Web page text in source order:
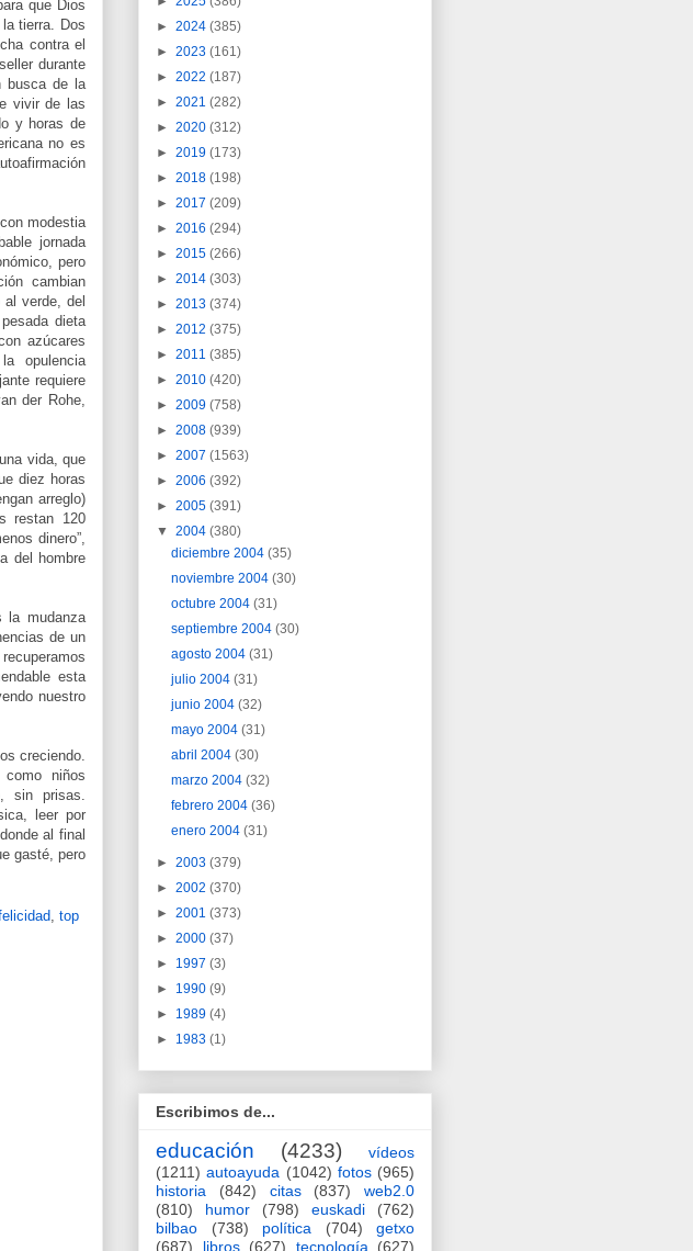
que Dios
tierra. Dos
contra el
durante
busca de la
vivir de las
y horas de
no es
modestia
jornada
pero
cambian
verde, del
dieta
azúcares
opulencia
requiere
der Rohe,
vida, que
diez horas
arreglo)
restan 120
dinero”,
del hombre
la mudanza
de un
esta
nuestro
creciendo.
niños
sin prisas.
leer por
al final
gasté, pero
, top
► 2024 (385)
► 2023 (161)
► 2022 (187)
► 2021 (282)
► 2020 (312)
► 2019 (173)
► 2018 (198)
► 2017 (209)
► 2016 (294)
► 2015 (266)
► 2014 (303)
► 2013 (374)
► 2012 (375)
► 2011 (385)
► 2010 (420)
► 2009 (758)
► 2008 (939)
► 2007 (1563)
► 2006 (392)
► 2005 (391)
▼ 2004 (380)
diciembre 2004(35)
noviembre 2004(30)
octubre 2004(31)
septiembre 2004(30)
agosto 2004(31)
julio 2004(31)
junio 2004(32)
mayo 2004(31)
abril 2004(30)
marzo 2004(32)
febrero 2004(36)
enero 2004(31)
► 2003 (379)
► 2002 (370)
► 2001 (373)
► 2000 (37)
► 1997 (3)
► 1990 (9)
► 1989 (4)
► 1983 (1)
Escribimos de...
educación (4233)
vídeos
(1211) autoayuda (1042) fotos (965)
historia
(842) citas (837)
web2.0
(810)
humor (798) euskadi
(762)
bilbao
(738) política (704)
getxo
(687)
libros (627) tecnología
(627)